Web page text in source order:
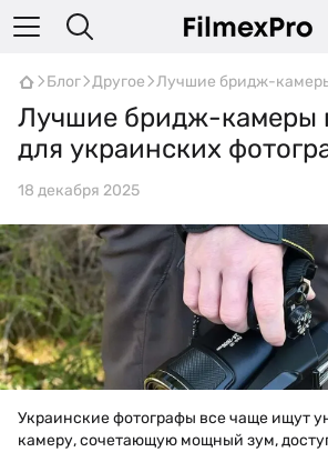
Блог Другое Лучшие бридж-камеры
Лучшие бридж-камеры
для украинских
18 декабря 2025
Украинские фотографы все чаще ищут
камеру, сочетающую мощный зум,